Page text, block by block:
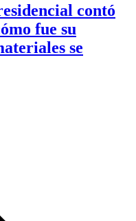
contó
fue su
se